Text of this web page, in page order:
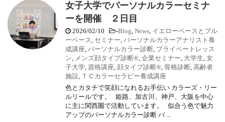
女子大学でパーソナルカラーセミナ
ーを開催 ２日目
2026/02/10 -Blog, News, イエローベースとブル
ーベース, セミナー, パーソナルカラーアナリスト養
成講座, パーソナルカラー診断, プライベートレッス
ン, メンズ顔タイプ診断®, 企業セミナー, 大学生, 女
子大学, 資格講座, 顔タイプ診断®, 骨格診断, 高齢者
施設, ＴＣカラーセラピー養成講座
色とカタチで笑顔になれるお手伝い カラーズ・リー
ルリールです。 姫路、加古川、神戸、大阪を中心
に主に関西圏で活動しています。 似合う色で魅力
アップのパーソナルカラー診断 バ ...